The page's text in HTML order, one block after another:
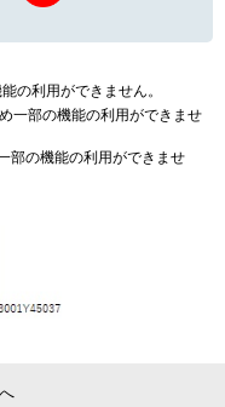
の利用ができません。
一部の機能の利用ができませ
部の機能の利用ができませ